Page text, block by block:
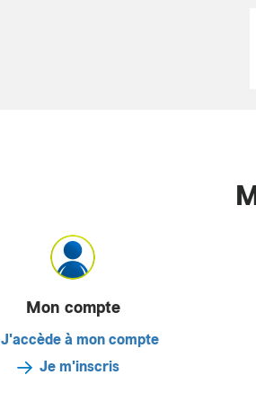
Mon compte
J'accède à mon compte
Je m'inscris